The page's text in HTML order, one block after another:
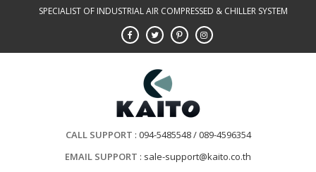
SPECIALIST OF INDUSTRIAL AIR COMPRESSED & CHILLER SYSTEM
CALL SUPPORT 094-5485548 / 089-4596354
EMAIL SUPPORT
sale-support@kaito.co.th